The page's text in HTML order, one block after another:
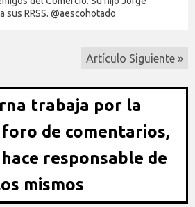
sus RRSS. @aescohotado
Artículo Siguiente »
trabaja por la
de comentarios,
responsable de
mismos